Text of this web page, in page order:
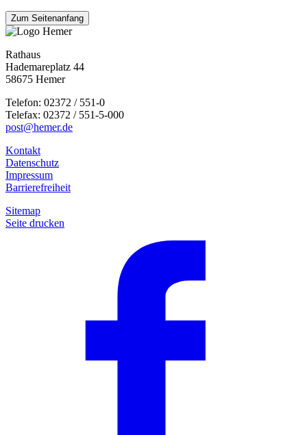
Zum Seitenanfang
Rathaus
Hademareplatz 44
58675 Hemer
Telefon: 02372 / 551-0
Telefax: 02372 / 551-5-000
post@hemer.de
Kontakt
Datenschutz
Impressum
Barrierefreiheit
Sitemap
Seite drucken